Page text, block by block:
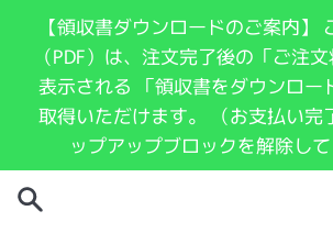
【領収書ダウンロードのご案内】
（PDF）は、注文完了後の「ご注
表示される 「領収書をダウンロー
取得いただけます。 （お支払い完
ップアップブロックを解除して